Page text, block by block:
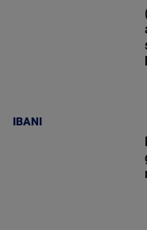
IBANI